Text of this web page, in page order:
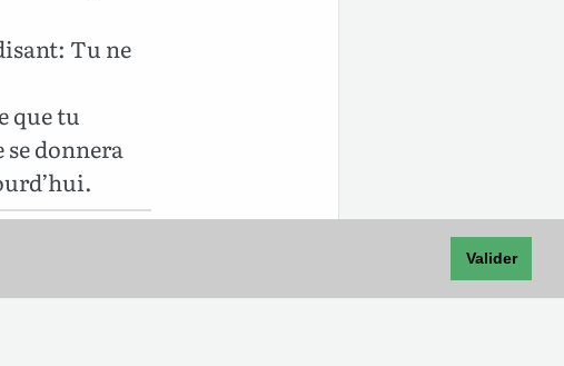
Valider
Tu ne
que tu
donnera